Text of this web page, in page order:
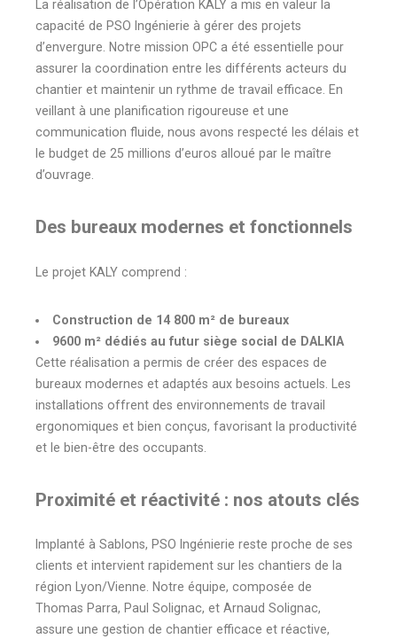
La réalisation de l’Opération KALY a mis en valeur la
capacité de PSO Ingénierie à gérer des projets
d’envergure. Notre mission OPC a été essentielle pour
assurer la coordination entre les différents acteurs du
chantier et maintenir un rythme de travail efficace. En
veillant à une planification rigoureuse et une
communication fluide, nous avons respecté les délais et
le budget de 25 millions d’euros alloué par le maître
d’ouvrage.
Des bureaux modernes et fonctionnels
Le projet KALY comprend :
Construction de 14 800 m² de bureaux
9600 m² dédiés au futur siège social de DALKIA
Cette réalisation a permis de créer des espaces de
bureaux modernes et adaptés aux besoins actuels. Les
installations offrent des environnements de travail
ergonomiques et bien conçus, favorisant la productivité
et le bien-être des occupants.
Proximité et réactivité : nos atouts clés
Implanté à Sablons, PSO Ingénierie reste proche de ses
clients et intervient rapidement sur les chantiers de la
région Lyon/Vienne. Notre équipe, composée de
Thomas Parra, Paul Solignac, et Arnaud Solignac,
assure une gestion de chantier efficace et réactive,